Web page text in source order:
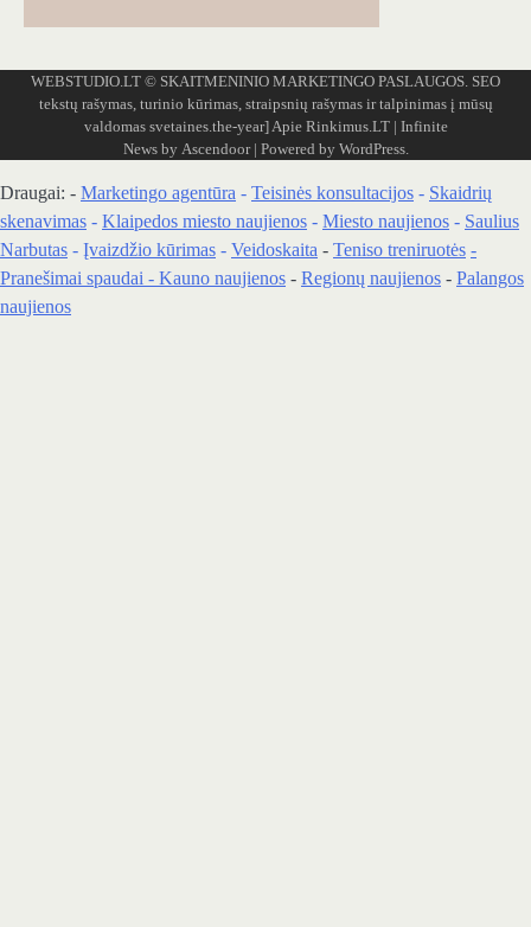
WEBSTUDIO.LT © SKAITMENINIO MARKETINGO PASLAUGOS. SEO
tekstų rašymas, turinio kūrimas, straipsnių rašymas ir talpinimas į mūsų
valdomas svetaines.the-year] Apie Rinkimus.LT| Infinite
News by Ascendoor| Powered by WordPress.
Draugai: - Marketingo agentūra - Teisinės konsultacijos - Skaidrių
skenavimas - Klaipedos miesto naujienos - Miesto naujienos - Saulius
Narbutas - Įvaizdžio kūrimas - Veidoskaita - Teniso treniruotės -
Pranešimai spaudai - Kauno naujienos - Regionų naujienos - Palangos
naujienos